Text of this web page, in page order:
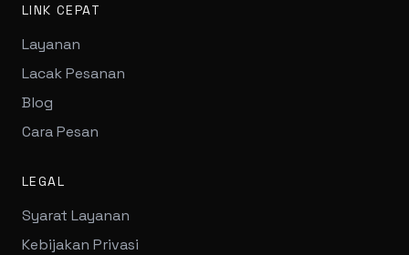
LINK CEPAT
Layanan
Lacak Pesanan
Blog
Cara Pesan
LEGAL
Syarat Layanan
Kebijakan Privasi